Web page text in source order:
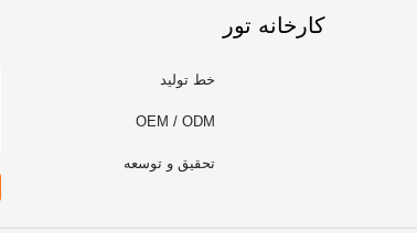
کارخانه تور
خط تولید
OEM / ODM
تحقیق و توسعه